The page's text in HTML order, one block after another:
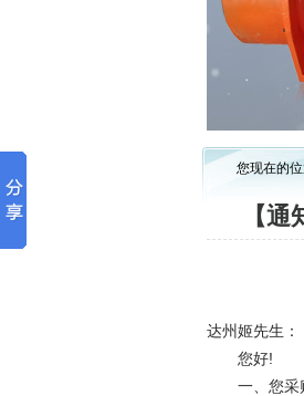
您现在的位
【
达州姬先生：
您好!
一、您采